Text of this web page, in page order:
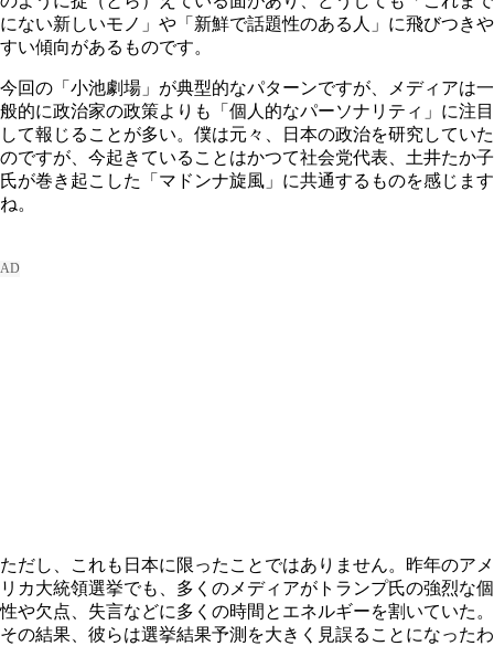
にない新しいモノ」や「新鮮で話題性のある人」に飛びつきや
すい傾向があるものです。
今回の「小池劇場」が典型的なパターンですが、メディアは一
般的に政治家の政策よりも「個人的なパーソナリティ」に注目
して報じることが多い。僕は元々、日本の政治を研究していた
のですが、今起きていることはかつて社会党代表、土井たか子
氏が巻き起こした「マドンナ旋風」に共通するものを感じます
ね。
ただし、これも日本に限ったことではありません。昨年のアメ
リカ大統領選挙でも、多くのメディアがトランプ氏の強烈な個
性や欠点、失言などに多くの時間とエネルギーを割いていた。
その結果、彼らは選挙結果予測を大きく見誤ることになったわ